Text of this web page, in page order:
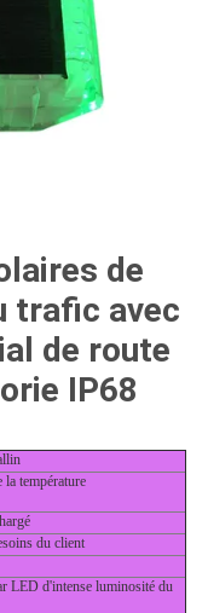
de
trafic avec
de route
IP68
température
du client
LED d'intense luminosité du